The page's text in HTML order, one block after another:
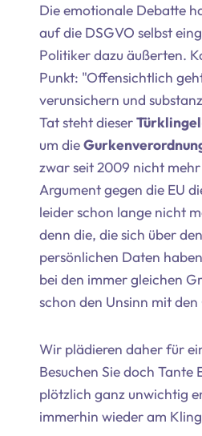
Die emotionale Debatte
auf die DSGVO selbst
Politiker dazu äußerten.
Punkt: "Offensichtlich
verunsichern und
Tat steht dieser
um die
zwar seit 2009 nicht
Argument gegen die EU
leider schon lange nicht
denn die, die sich über
persönlichen Daten
bei den immer gleichen
schon den Unsinn mit
Wir plädieren daher für
Besuchen Sie doch
plötzlich ganz unwichtig
immerhin wieder am